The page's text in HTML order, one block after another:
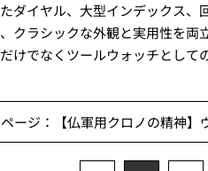
ダイヤル、大型インデックス
クラシックな外観と実用性を
けでなくツールウォッチとして
ージ：【仏軍用クロノの精神】